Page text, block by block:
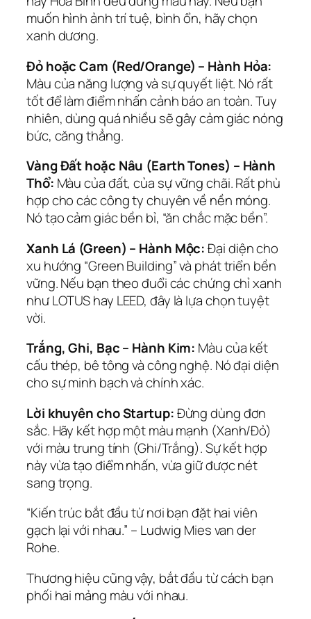
muốn hình ảnh trí tuệ, bình ổn, hãy chọn
xanh dương.
Đỏ hoặc Cam (Red/Orange) – Hành Hỏa:
Màu của năng lượng và sự quyết liệt. Nó rất
tốt để làm điểm nhấn cảnh báo an toàn. Tuy
nhiên, dùng quá nhiều sẽ gây cảm giác nóng
bức, căng thẳng.
Vàng Đất hoặc Nâu (Earth Tones) – Hành
Thổ: Màu của đất, của sự vững chãi. Rất phù
hợp cho các công ty chuyên về nền móng.
Nó tạo cảm giác bền bỉ, “ăn chắc mặc bền”.
Xanh Lá (Green) – Hành Mộc:Đại diện cho
xu hướng “Green Building” và phát triển bền
vững. Nếu bạn theo đuổi các chứng chỉ xanh
như LOTUS hay LEED, đây là lựa chọn tuyệt
vời.
Trắng, Ghi, Bạc – Hành Kim: Màu của kết
cấu thép, bê tông và công nghệ. Nó đại diện
cho sự minh bạch và chính xác.
Lời khuyên cho Startup:Đừng dùng đơn
sắc. Hãy kết hợp một màu mạnh (Xanh/Đỏ)
với màu trung tính (Ghi/Trắng). Sự kết hợp
này vừa tạo điểm nhấn, vừa giữ được nét
sang trọng.
“Kiến trúc bắt đầu từ nơi bạn đặt hai viên
gạch lại với nhau.” – Ludwig Mies van der
Rohe.
Thương hiệu cũng vậy, bắt đầu từ cách bạn
phối hai mảng màu với nhau.